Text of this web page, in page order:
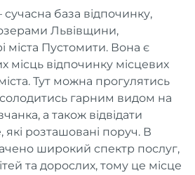
база відпочинку,
Львівщини,
міста Пустомити. Вона є
місць відпочинку місцевих
Тут можна прогулятись
гарним видом на
а також відвідати
які розташовані поруч. В
широкий спектр послуг,
та дорослих, тому це місце